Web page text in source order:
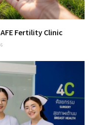
Fertility Clinic